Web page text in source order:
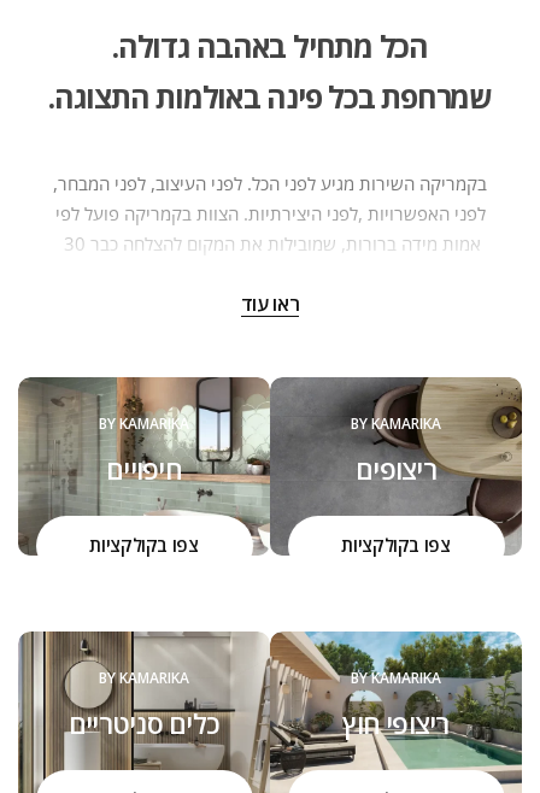
הכל מתחיל באהבה גדולה​.
שמרחפת בכל פינה באולמות התצוגה.
בקמריקה‭ ‬השירות‭
‬אמות‭ ‬מידה‭ ‬ברורות,‭‬‭ ‬שמובילות‭ ‬את‭ ‬המקום‭ ‬להצלחה‭ ‬כבר‭ ‬30 ‭
הכל מתחיל באהבה גדולה שמושרשת במקום מהמשפחה. צוות
קמריקה שמח להיות קשוב לצרכים שלכם ולהעניק כל פעם מחדש
הסבר על איכות המוצרים, ההבדל בינהם והיכולת להתאים ולחבר
בין הסגנונות, העיצובים והמוצרים.
הדרך שלנו היא חלק בלתי נפרד מהערכים שלנו כחברה, כאנשים,
כמשפחה.
ראו עוד
BY KAMARIKA
ריצופים
צפו בקולקציות
BY KAMARIKA
חיפויים
צפו בקולקציות
BY KAMARIKA
ריצופי חוץ
BY KAMARIKA
כלים סניטריים